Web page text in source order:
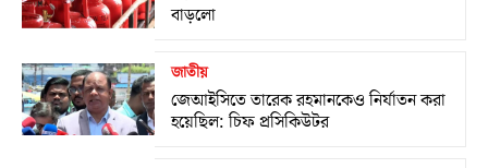
বাড়লো
জাতীয়
জেআইসিতে তারেক রহমানকেও নির্যাতন করা
হয়েছিল: চিফ প্রসিকিউটর